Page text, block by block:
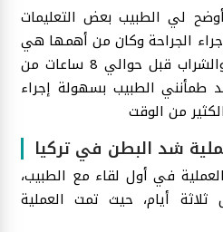
لي الطبيب بعض التعليمات
الجراحة وكان من أهمها هي
الامتناع عن تناول الطعام والشراب قبل حوالي 8 ساعات من
طمأنني الطبيب بسهولة إجراء
شد البطن في تركيا
في أول لقاء مع الطبيب،
ثلاثة أيام، حيث تمت العملية